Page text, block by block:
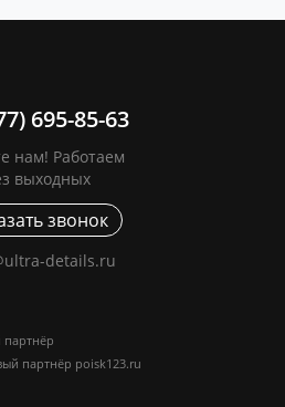
695-85-63
нам! Работаем
выходных
звонок
details.ru